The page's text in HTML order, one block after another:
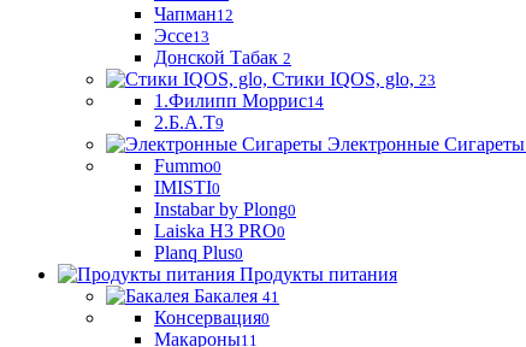
Чапман12
Эссе13
Донской Табак 2
Стики IQOS, glo, 23
1.Филипп Моррис14
2.Б.А.Т9
Электронные Сигареты
Fummo0
IMISTI0
Instabar by Plong0
Laiska H3 PRO0
Planq Plus0
Продукты питания
Бакалея 41
Консервация0
Макароны11